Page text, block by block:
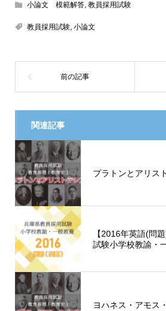
小論文 模範解答, 教員採用試験
教員採用試験, 小論文
関連記事
プラトンとアリス
【2016年英語(問
試験小学校教諭・
ヨハネス・アモス